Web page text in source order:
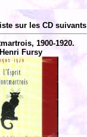
sur les CD
1900-1920.
Fursy